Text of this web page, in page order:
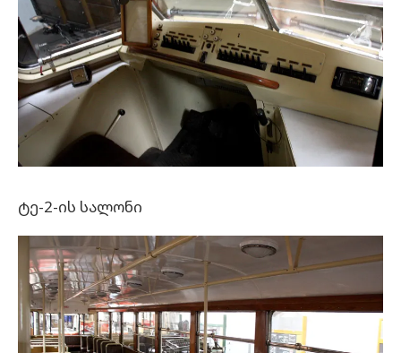
ტე-2-ის სალონი